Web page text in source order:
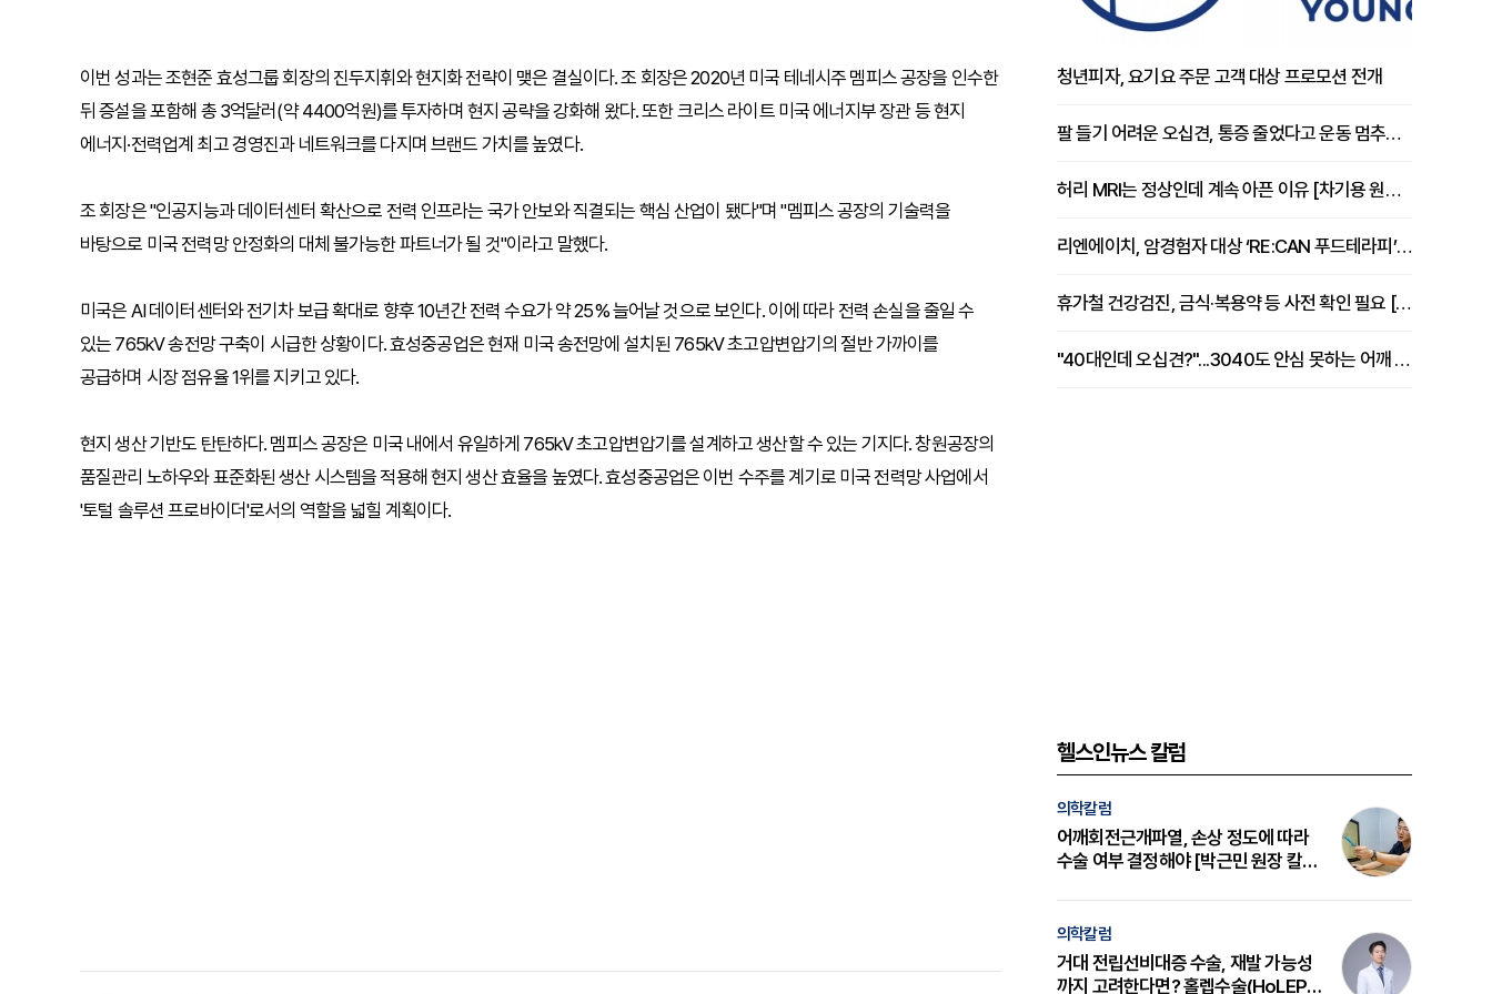
이번 성과는 조현준 효성그룹 회장의 진두지휘와 현지화 전략이 맺은 결실이다. 조 회장은 2020년 미국 테네시주 멤피스 공장을 인수한
뒤 증설을 포함해 총 3억달러(약 4400억원)를 투자하며 현지 공략을 강화해 왔다. 또한 크리스 라이트 미국 에너지부 장관 등 현지
에너지·전력업계 최고 경영진과 네트워크를 다지며 브랜드 가치를 높였다.
조 회장은 "인공지능과 데이터센터 확산으로 전력 인프라는 국가 안보와 직결되는 핵심 산업이 됐다"며 "멤피스 공장의 기술력을
바탕으로 미국 전력망 안정화의 대체 불가능한 파트너가 될 것"이라고 말했다.
미국은 AI 데이터센터와 전기차 보급 확대로 향후 10년간 전력 수요가 약 25% 늘어날 것으로 보인다. 이에 따라 전력 손실을 줄일 수
있는 765kV 송전망 구축이 시급한 상황이다. 효성중공업은 현재 미국 송전망에 설치된 765kV 초고압변압기의 절반 가까이를
공급하며 시장 점유율 1위를 지키고 있다.
현지 생산 기반도 탄탄하다. 멤피스 공장은 미국 내에서 유일하게 765kV 초고압변압기를 설계하고 생산할 수 있는 기지다. 창원공장의
품질관리 노하우와 표준화된 생산 시스템을 적용해 현지 생산 효율을 높였다. 효성중공업은 이번 수주를 계기로 미국 전력망 사업에서
'토털 솔루션 프로바이더'로서의 역할을 넓힐 계획이다.
청년피자, 요기요 주문 고객 대상 프로모션 전개
팔 들기 어려운 오십견, 통증 줄었다고 운동 멈추면 안 되는 이유 [이병욱 원장 칼럼]
허리 MRI는 정상인데 계속 아픈 이유 [차기용 원장 칼럼]
리엔에이치, 암경험자 대상 ‘RE:CAN 푸드테라피’ 운영
휴가철 건강검진, 금식·복용약 등 사전 확인 필요 [정도감 원장 칼럼]
"40대인데 오십견?"...3040도 안심 못하는 어깨 유착성 관절낭염
헬스인뉴스 칼럼
의학칼럼
어깨회전근개파열, 손상 정도에 따라
수술 여부 결정해야 [박근민 원장 칼
의학칼럼
거대 전립선비대증 수술, 재발 가능성
까지 고려한다면? 홀렙수술(HoLEP)